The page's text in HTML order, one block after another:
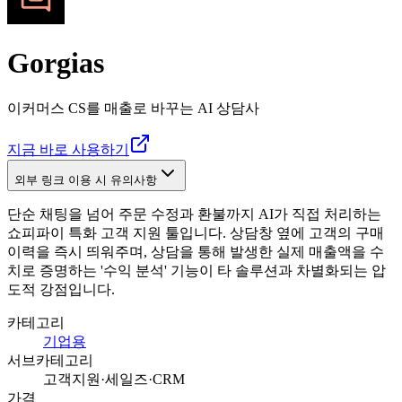
Gorgias
이커머스 CS를 매출로 바꾸는 AI 상담사
지금 바로 사용하기
외부 링크 이용 시 유의사항
단순 채팅을 넘어 주문 수정과 환불까지 AI가 직접 처리하는
쇼피파이 특화 고객 지원 툴입니다. 상담창 옆에 고객의 구매
이력을 즉시 띄워주며, 상담을 통해 발생한 실제 매출액을 수
치로 증명하는 '수익 분석' 기능이 타 솔루션과 차별화되는 압
도적 강점입니다.
카테고리
기업용
서브카테고리
고객지원·세일즈·CRM
가격